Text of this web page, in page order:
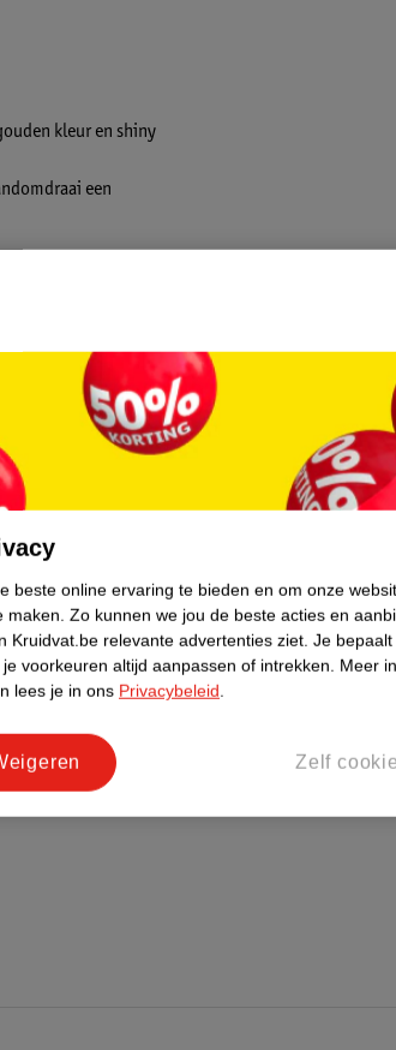
kleur en shiny
een
beste online ervaring te bieden en om onze
maken. Zo kunnen we jou de beste acties en
Kruidvat.be relevante advertenties ziet. Je
voorkeuren altijd aanpassen of intrekken. Meer
lees je in ons Privacybeleid.
Zelf